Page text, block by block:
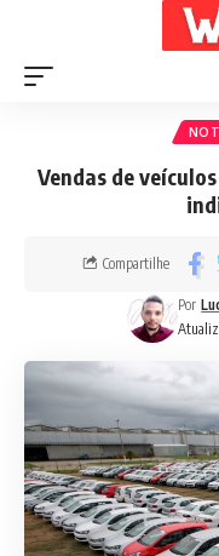
Vendas de
Por
Compartilhe